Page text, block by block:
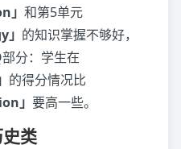
」 和第5单元
的知识掌握不够好，
分：学生在
的得分情况比
」 要高一些。
类